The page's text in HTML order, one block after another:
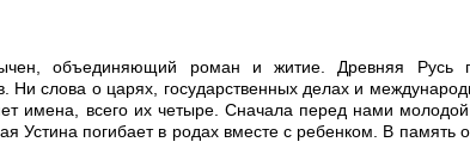
объединяющий роман и житие. Древняя Русь
Ни слова о царях, государственных делах и
имена, всего их четыре. Сначала перед нами молодой
Устина погибает в родах вместе с ребенком. В память